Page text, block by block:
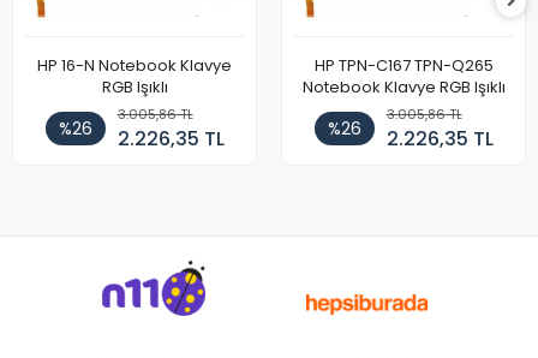
HP 16-N Notebook Klavye
RGB Işıklı
%26
3.005,86 TL
2.226,35 TL
HP TPN-C167 TPN-Q265
Notebook Klavye RGB Işıklı
%26
3.005,86 TL
2.226,35 TL